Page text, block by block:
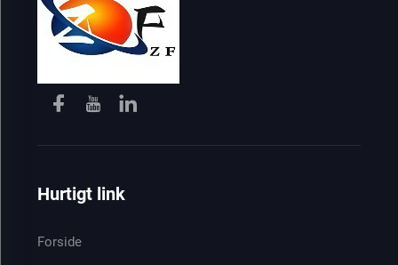
Hurtigt link
Forside